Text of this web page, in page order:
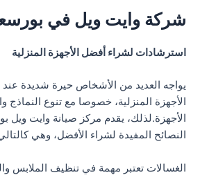
شركة وايت ويل في
استرشادات لشراء أفضل الأجهزة المنزلية
يواجه العديد من الأشخاص حيرة شديدة عند
الأجهزة المنزلية، خصوصا مع تنوع النماذج
الأجهزة.لذلك، يقدم مركز صيانة وايت
النصائح المفيدة لشراء الأفضل، وهي
الغسالات تعتبر مهمة في تنظيف الملابس